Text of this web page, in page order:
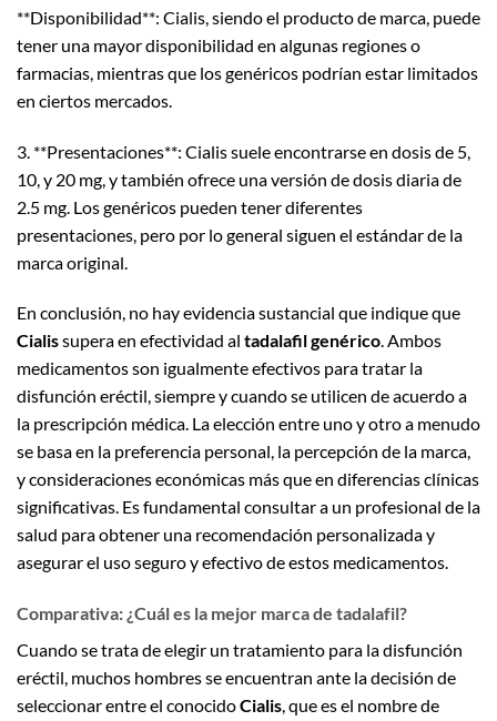
**Disponibilidad**: Cialis, siendo el producto de marca, puede
tener una mayor disponibilidad en algunas regiones o
farmacias, mientras que los genéricos podrían estar limitados
en ciertos mercados.
3. **Presentaciones**: Cialis suele encontrarse en dosis de 5,
10, y 20 mg, y también ofrece una versión de dosis diaria de
2.5 mg. Los genéricos pueden tener diferentes
presentaciones, pero por lo general siguen el estándar de la
marca original.
En conclusión, no hay evidencia sustancial que indique que
Cialissupera en efectividad al tadalafil genérico. Ambos
medicamentos son igualmente efectivos para tratar la
disfunción eréctil, siempre y cuando se utilicen de acuerdo a
la prescripción médica. La elección entre uno y otro a menudo
se basa en la preferencia personal, la percepción de la marca,
y consideraciones económicas más que en diferencias clínicas
significativas. Es fundamental consultar a un profesional de la
salud para obtener una recomendación personalizada y
asegurar el uso seguro y efectivo de estos medicamentos.
Comparativa: ¿Cuál es la mejor marca de tadalafil?
Cuando se trata de elegir un tratamiento para la disfunción
eréctil, muchos hombres se encuentran ante la decisión de
seleccionar entre el conocidoCialis, que es el nombre de